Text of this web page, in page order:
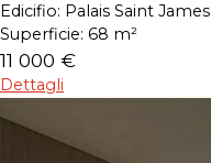
Edicifio: Palais Saint James
Superficie: 68 m²
11 000 €
Dettagli